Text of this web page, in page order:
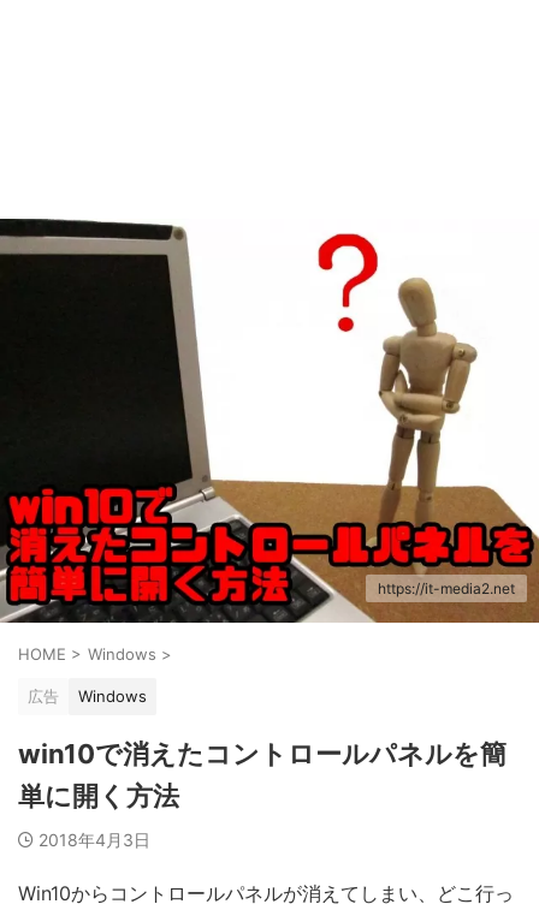
https://it-media2.net
HOME > Windows >
広告 Windows
win10で消えたコントロールパネルを簡
単に開く方法
2018年4月3日
Win10からコントロールパネルが消えてしまい、どこ行っ